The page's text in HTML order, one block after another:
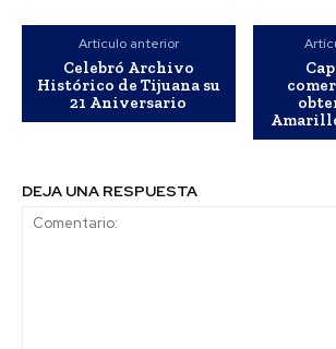
Artículo anterior
Celebró Archivo
Histórico de Tijuana su
21 Aniversario
DEJA UNA RESPUESTA